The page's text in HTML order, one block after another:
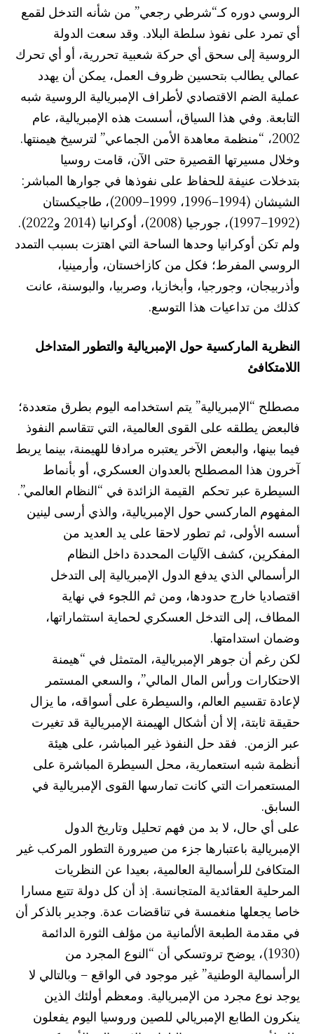
الروسي دوره كـ“شرطي رجعي” من شأنه التدخل لقمع
أي تمرد على نفوذ سلطة البلاد. وقد سعت الدولة
الروسية إلى سحق أي حركة شعبية تحررية، أو أي تحرك
عمالي يطالب بتحسين ظروف العمل، يمكن أن يهدد
عملية الضم الاقتصادي لأطراف الإمبريالية الروسية شبه
التابعة. وفي هذا السياق، أسست هذه الإمبريالية، عام
2002، “منظمة معاهدة الأمن الجماعي” لترسيخ هيمنتها.
وخلال مسيرتها القصيرة حتى الآن، قامت روسيا
بتدخلات عنيفة للحفاظ على نفوذها في جوارها المباشر:
الشيشان (1994–1996، 1999–2009)، طاجيكستان
(1992–1997)، جورجيا (2008)، أوكرانيا (2014 و2022).
ولم تكن أوكرانيا وحدها الساحة التي اهتزت بسبب التمدد
الروسي المفرط؛ فكل من كازاخستان، وأرمينيا،
وأذربيجان، وجورجيا، وأبخازيا، وصربيا، والبوسنة، عانت
كذلك من تداعيات هذا التوسع.
النظرية الماركسية حول الإمبريالية والتطور المتداخل
اللامتكافئ
مصطلح “الإمبريالية” يتم استخدامه اليوم بطرق متعددة؛
فالبعض يطلقه على القوى العالمية، التي تتقاسم النفوذ
فيما بينها، والبعض الآخر يعتبره مرادفا للهيمنة، بينما يربط
آخرون هذا المصطلح بالعدوان العسكري، أو بأنماط
السيطرة عبر تحكم القيمة الزائدة في “النظام العالمي”.
المفهوم الماركسي حول الإمبريالية، والذي أرسى لينين
أسسه الأولى، ثم تطور لاحقا على يد العديد من
المفكرين، كشف الآليات المحددة داخل النظام
الرأسمالي الذي يدفع الدول الإمبريالية إلى التدخل
اقتصاديا خارج حدودها، ومن ثم اللجوء في نهاية
المطاف، إلى التدخل العسكري لحماية استثماراتها،
وضمان استدامتها.
لكن رغم أن جوهر الإمبريالية، المتمثل في “هيمنة
الاحتكارات ورأس المال المالي”، والسعي المستمر
لإعادة تقسيم العالم، والسيطرة على أسواقه، ما يزال
حقيقة ثابتة، إلا أن أشكال الهيمنة الإمبريالية قد تغيرت
عبر الزمن. فقد حل النفوذ غير المباشر، على هيئة
أنظمة شبه استعمارية، محل السيطرة المباشرة على
المستعمرات التي كانت تمارسها القوى الإمبريالية في
السابق.
على أي حال، لا بد من فهم تحليل وتاريخ الدول
الإمبريالية باعتبارها جزء من صيرورة التطور المركب غير
المتكافئ للرأسمالية العالمية، بعيدا عن النظريات
المرحلية العقائدية المتجانسة. إذ أن كل دولة تتبع مسارا
خاصا يجعلها منغمسة في تناقضات عدة. وجدير بالذكر أن
في مقدمة الطبعة الألمانية من مؤلف الثورة الدائمة
(1930)، يوضح تروتسكي أن “النوع المجرد من
الرأسمالية الوطنية” غير موجود في الواقع – وبالتالي لا
يوجد نوع مجرد من الإمبريالية. ومعظم أولئك الذين
ينكرون الطابع الإمبريالي للصين وروسيا اليوم يفعلون